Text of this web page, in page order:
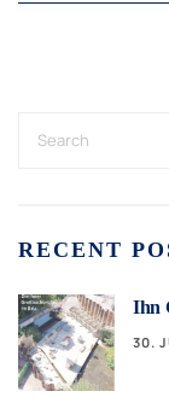
RECENT
Ihn
30.